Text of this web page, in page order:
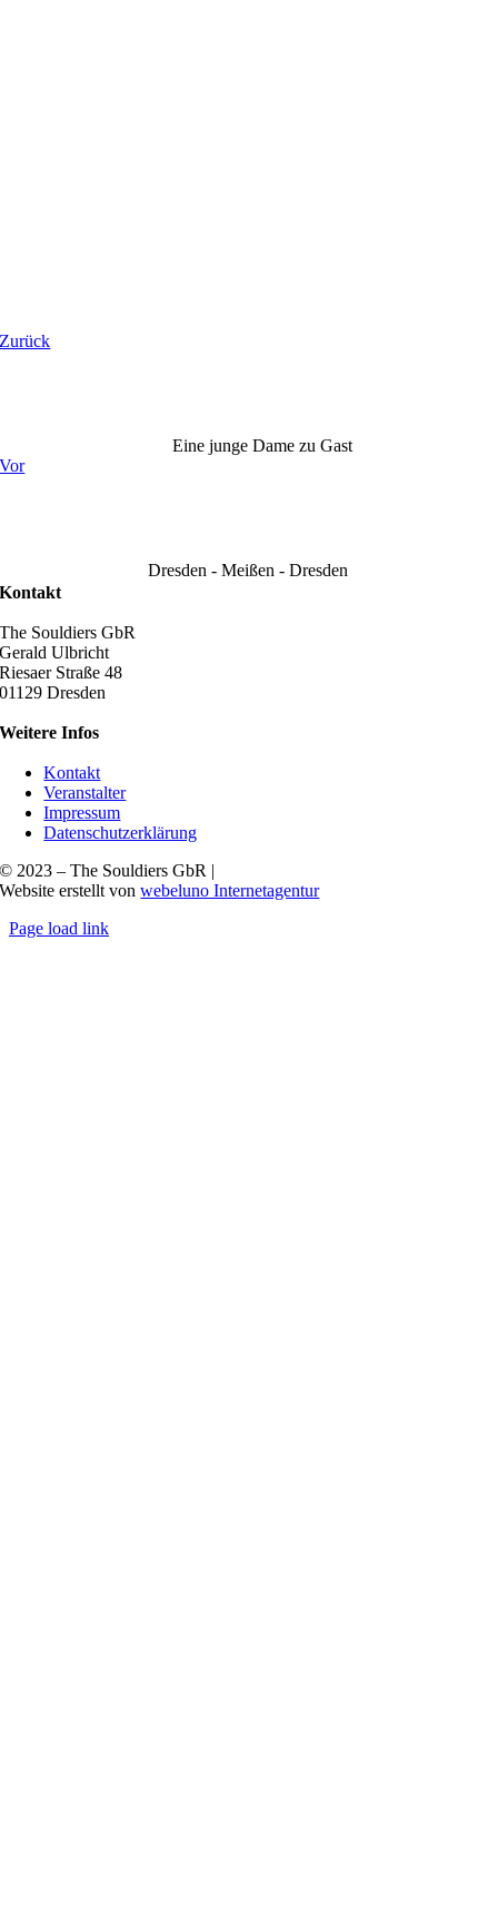
Zurück
Eine junge Dame zu Gast
Vor
Dresden - Meißen - Dresden
Kontakt
The Souldiers GbR
Gerald Ulbricht
Riesaer Straße 48
01129 Dresden
Weitere Infos
Kontakt
Veranstalter
Impressum
Datenschutzerklärung
© 2023 – The Souldiers GbR |
Website erstellt vonwebeluno Internetagentur
Page load link